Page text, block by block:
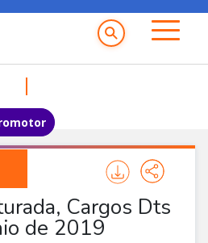
Menu principal
Cargos Dts
de 2019